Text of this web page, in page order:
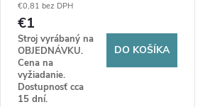
€0,81 bez DPH
€1
Stroj vyrábaný na
OBJEDNÁVKU.
Cena na
vyžiadanie.
Dostupnosť cca
15 dní.
DO KOŠÍKA